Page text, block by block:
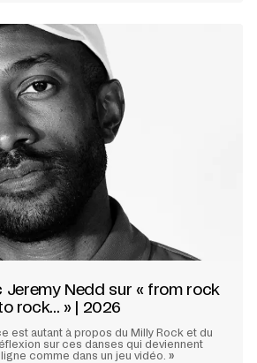
Jeremy Nedd sur « from rock
rock... » | 2026
est autant à propos du Milly Rock et du
sur ces danses qui deviennent
comme dans un jeu vidéo. »